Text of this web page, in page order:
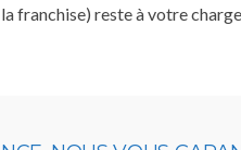
franchise) reste à votre